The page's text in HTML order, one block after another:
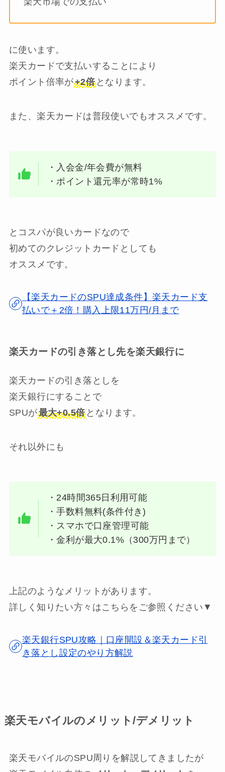
に使います。
楽天カードで支払いすることにより
ポイント倍率が+2倍となります。
また、楽天カードは普段使いでもオススメです。
・入会金/年会費が無料
・ポイント還元率が常時1%
とコスパが良いカードなので
初めてのクレジットカードとしても
オススメです。
【楽天カードのSPU達成条件】楽天カード支
払いで＋2倍！購入上限11万円/月まで
楽天カードの引き落とし先を楽天銀行に
楽天カードの引き落としを
楽天銀行にすることで
SPUが最大+0.5倍 となります。
それ以外にも
・24時間365日利用可能
・手数料無料(条件付き)
・スマホで口座管理可能
・金利が最大0.1%（300万円まで）
上記のようなメリットがあります。
詳しく知りたい方々はこちらをご参照ください▼
楽天銀行SPU攻略｜口座開設＆楽天カード引
き落とし設定のやり方解説
楽天モバイルのメリット/デメリット
楽天モバイルのSPU周りを解説してきましたが